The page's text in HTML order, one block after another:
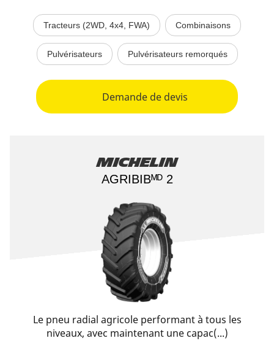
Tracteurs (2WD, 4x4, FWA) Combinaisons
Pulvérisateurs Pulvérisateurs remorqués
Demande de devis
Michelin
AGRIBIBᴹᴰ 2
Le pneu radial agricole performant à tous les
niveaux, avec maintenant une capac(...)